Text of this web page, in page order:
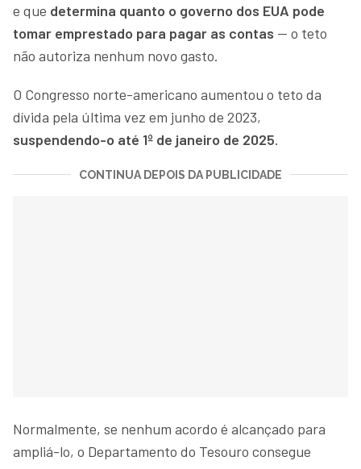
e que determina quanto o governo dos EUA pode
tomar emprestado para pagar as contas — o teto
não autoriza nenhum novo gasto.
O Congresso norte-americano aumentou o teto da
dívida pela última vez em junho de 2023,
suspendendo-o até 1º de janeiro de 2025.
CONTINUA DEPOIS DA PUBLICIDADE
Normalmente, se nenhum acordo é alcançado para
ampliá-lo, o Departamento do Tesouro consegue